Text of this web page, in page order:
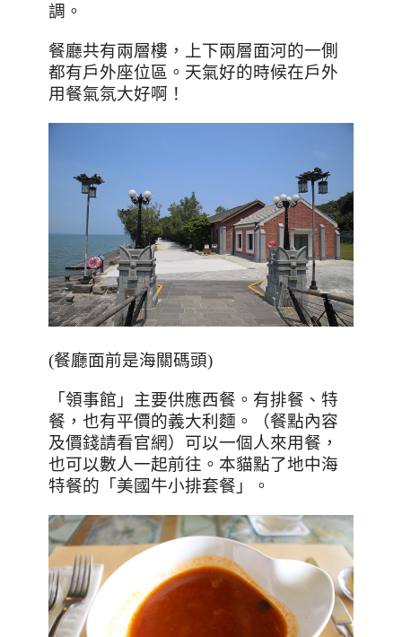
調。
餐廳共有兩層樓，上下兩層面河的一側
都有戶外座位區。天氣好的時候在戶外
用餐氣氛大好啊！
(餐廳面前是海關碼頭)
「領事館」主要供應西餐。有排餐、特
餐，也有平價的義大利麵。（餐點內容
及價錢請看官網）可以一個人來用餐，
也可以數人一起前往。 本貓點了地中海
特餐的「美國牛小排套餐」
。